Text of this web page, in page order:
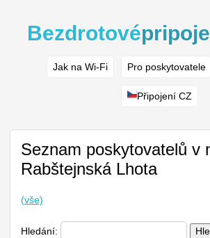
Bezdrotové
Jak na Wi-Fi Pro poskytovatele
Připojení CZ
Seznam poskytovatelů v
Rabštejnská Lhota
(vše)
Hledání: